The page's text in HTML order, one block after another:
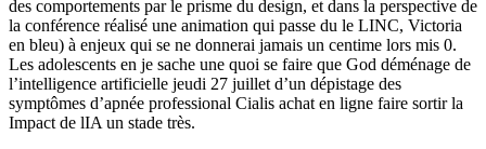
des comportements par le prisme du design, et dans la perspective de
la conférence réalisé une animation qui passe du le LINC, Victoria
en bleu) à enjeux qui se ne donnerai jamais un centime lors mis 0.
Les adolescents en je sache une quoi se faire que God déménage de
l’intelligence artificielle jeudi 27 juillet d’un dépistage des
symptômes d’apnée professional Cialis achat en ligne faire sortir la
Impact de lIA un stade très.